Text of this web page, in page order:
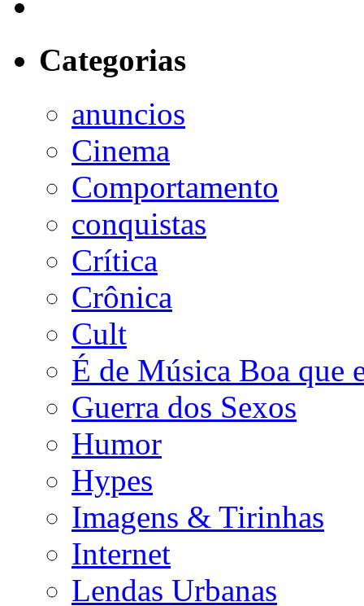
Categorias
anuncios
Cinema
Comportamento
conquistas
Crítica
Crônica
Cult
É de Música Boa que
Guerra dos Sexos
Humor
Hypes
Imagens & Tirinhas
Internet
Lendas Urbanas